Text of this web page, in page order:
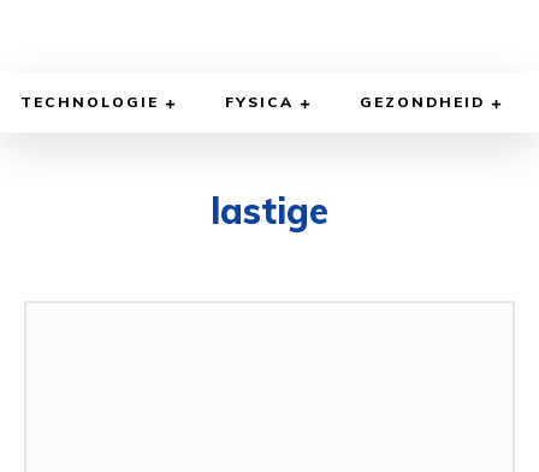
TECHNOLOGIE FYSICA GEZONDHEID
lastige